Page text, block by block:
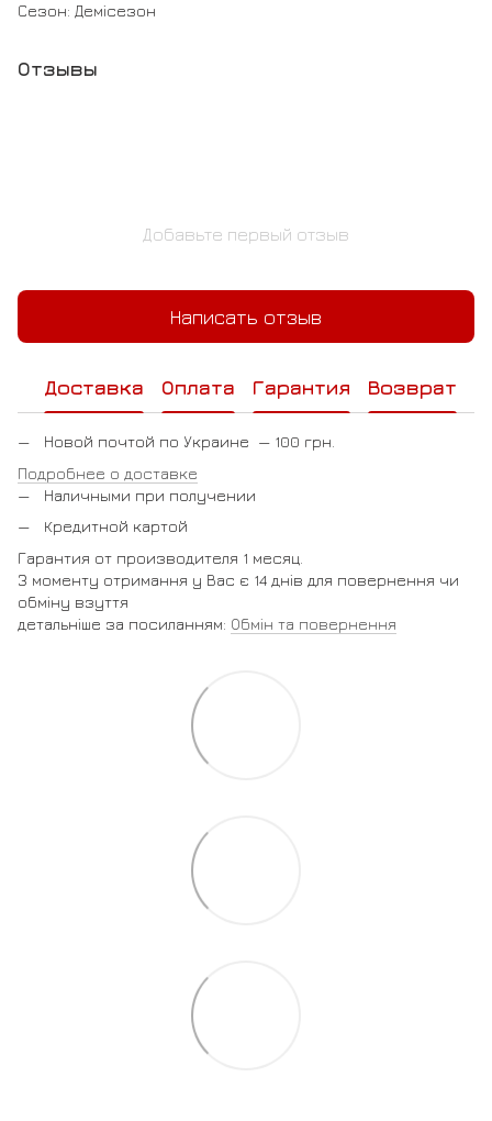
Сезон: Демісезон
Отзывы
Добавьте первый отзыв
Написать отзыв
Доставка Оплата Гарантия Возврат
Новой почтой по Украине — 100 грн.
Подробнее о доставке
Наличными при получении
Кредитной картой
Гарантия от производителя 1 месяц.
З моменту отримання у Вас є 14 днів для повернення чи
обміну взуття
детальніше за посиланням: Обмін та повернення